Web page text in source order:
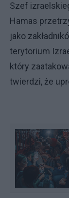
Szef
Hamas
jako
terytorium
który
twierdzi, że